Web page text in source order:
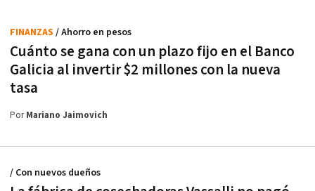
Cuánto se gana con un plazo fijo en el Banco
Galicia al invertir $2 millones con la nueva
tasa
FINANZAS / Ahorro en pesos
PorMariano Jaimovich
/ Con nuevos dueños